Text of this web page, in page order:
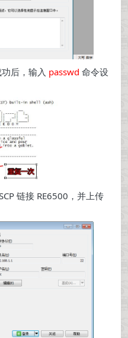
后，输入 passwd 命令设
链接 RE6500，并上传